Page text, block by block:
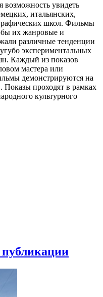
возможность увидеть
итальянских,
школ. Фильмы
их жанровые и
различные тенденции
экспериментальных
Каждый из показов
мастера или
демонстрируются на
Показы проходят в рамках
культурного
публикации